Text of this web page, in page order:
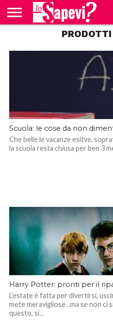
Scuola: le cose da non
Che belle le vacanze esitve,
la scuola resta chiusa per ben 3
Harry Potter: pronti per il
L’estate è fatta per divertirsi,
mete meravigliose…ma se non
questo, si...